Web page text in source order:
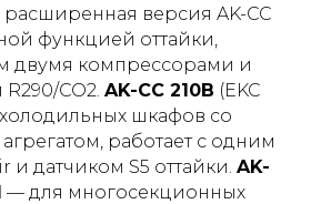
версия AK-CC
функцией оттайки,
двумя компрессорами и
CO2. AK-CC 210B (EKC
шкафов со
работает с одним
и датчиком S5 оттайки. AK-
— для многосекционных